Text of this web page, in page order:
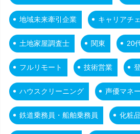
地域未来牽引企業 キャリアチ
土地家屋調査士 関東 20
フルリモート 技術営業
ハウスクリーニング 声優マネ
鉄道乗務員・船舶乗務員 化粧品